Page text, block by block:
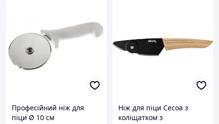
Професійний ніж для
піци Ø 10 см
Ніж для піци Cecoa з
коліщатком з